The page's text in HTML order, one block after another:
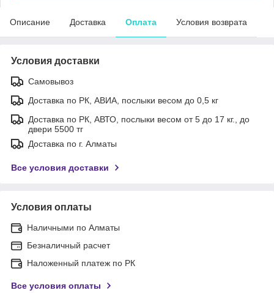
Описание Доставка Оплата Условия возврата
Условия доставки
Самовывоз
Доставка по РК, АВИА, послыки весом до 0,5 кг
Доставка по РК, АВТО, послыки весом от 5 до 17 кг., до
двери 5500 тг
Доставка по г. Алматы
Все условия доставки
Условия оплаты
Наличными по Алматы
Безналичный расчет
Наложенный платеж по РК
Все условия оплаты